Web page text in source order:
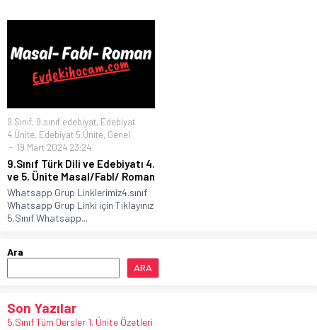
9.Sınıf, 9.sınıf edebiyat, Edebiyat
4.Ünite, Edebiyat 5.Ünite, Genel
19 Mart 2024 23:24
9.Sınıf Türk Dili ve Edebiyatı 4.
ve 5. Ünite Masal/Fabl/ Roman
Whatsapp Grup Linklerimiz4.sınıf
Whatsapp Grup Linki için Tıklayınız
5.Sınıf Whatsapp...
Ara
ARA
Son Yazılar
5.Sınıf Tüm Dersler 1. Ünite Özetleri